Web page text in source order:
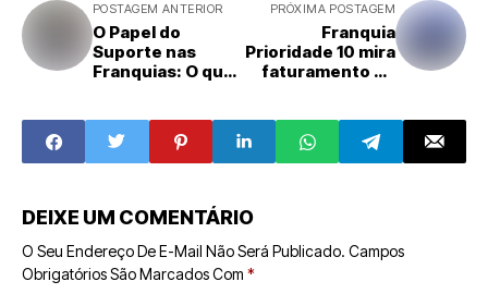
POSTAGEM ANTERIOR
O Papel do
Suporte nas
Franquias: O que
o Sucesso
PRÓXIMA POSTAGEM
Franquia
Prioridade 10 mira
faturamento de
DEIXE UM COMENTÁRIO
O Seu Endereço De E-Mail Não Será Publicado. Campos
Obrigatórios São Marcados Com *